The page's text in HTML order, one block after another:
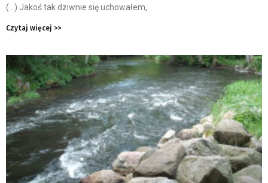
(…) Jakoś tak dziwnie się uchowałem,
Czytaj więcej >>